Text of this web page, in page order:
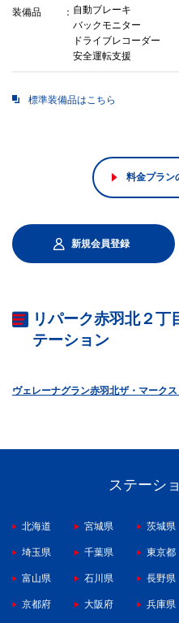
装備品
自動ブレーキ
バックモニター
ドライブレコーダー
安全運転支援
標準装備品はこちら
料金プラン
新規会員登録
リパーク赤羽北２丁
テーション
ヴェレーナグラン赤羽北ザ・マークス
ステーシ
北海道 宮城県 茨城県
埼玉県 千葉県 東京都
富山県 石川県 長野県
京都府 大阪府 兵庫県